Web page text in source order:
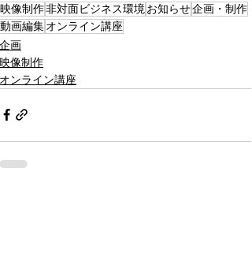
映像制作非対面ビジネス環境 お知らせ企画・制作
動画編集オンライン講座
企画
映像制作
オンライン講座